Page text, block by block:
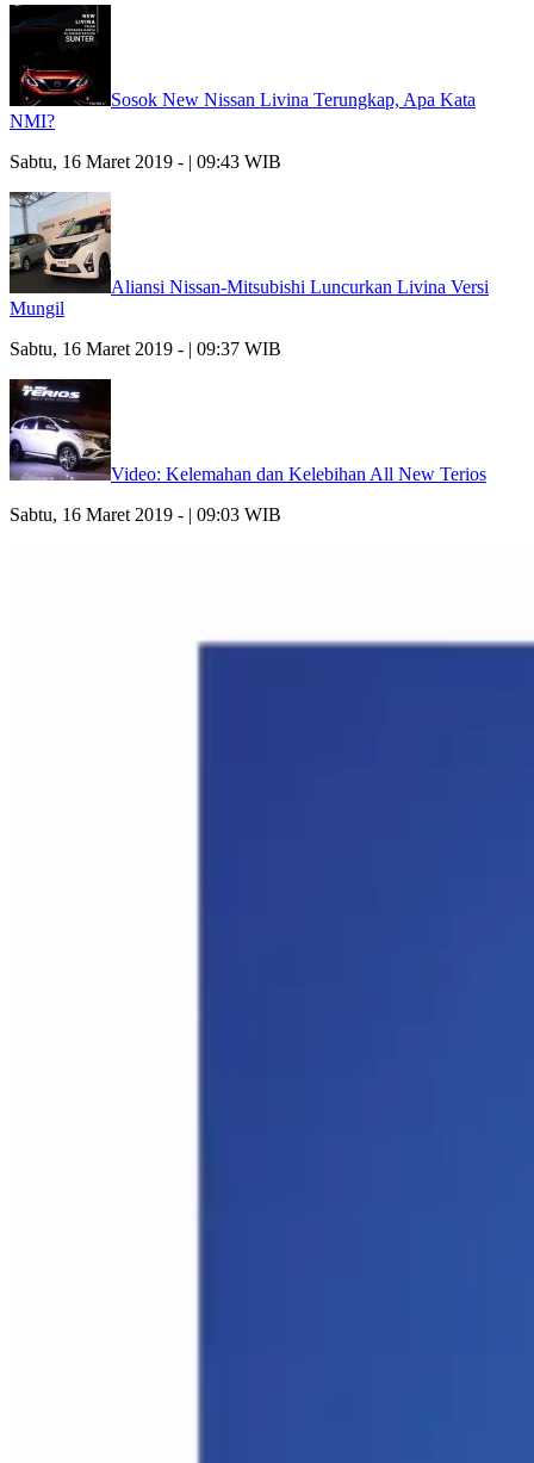
Sosok New Nissan Livina Terungkap, Apa Kata
NMI?
Sabtu, 16 Maret 2019 - | 09:43 WIB
Aliansi Nissan-Mitsubishi Luncurkan Livina Versi
Mungil
Sabtu, 16 Maret 2019 - | 09:37 WIB
Video: Kelemahan dan Kelebihan All New Terios
Sabtu, 16 Maret 2019 - | 09:03 WIB